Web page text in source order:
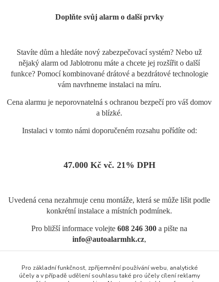
Doplňte svůj alarm o další prvky
Stavíte dům a hledáte nový zabezpečovací systém? Nebo už
nějaký alarm od Jablotronu máte a chcete jej rozšířit o další
funkce? Pomocí kombinované drátové a bezdrátové technologie
vám navrhneme instalaci na míru.
Cena alarmu je neporovnatelná s ochranou bezpečí pro váš domov
a blízké.
Instalaci v tomto námi doporučeném rozsahu pořídíte od:
47.000 Kč vč. 21% DPH
Uvedená cena nezahrnuje cenu montáže, která se může lišit podle
konkrétní instalace a místních podmínek.
Pro bližší informace volejte608 246 300 a pište na
info@autoalarmhk.cz,
Pro základní funkčnost, zpříjemnění používání webu, analytické
účely a v případě udělení souhlasu také pro účely cílení reklamy